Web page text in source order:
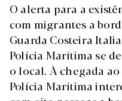
O alerta para a
com migrantes a
Guarda Costeira
Polícia Marítima se
o local. À chegada
Polícia Marítima